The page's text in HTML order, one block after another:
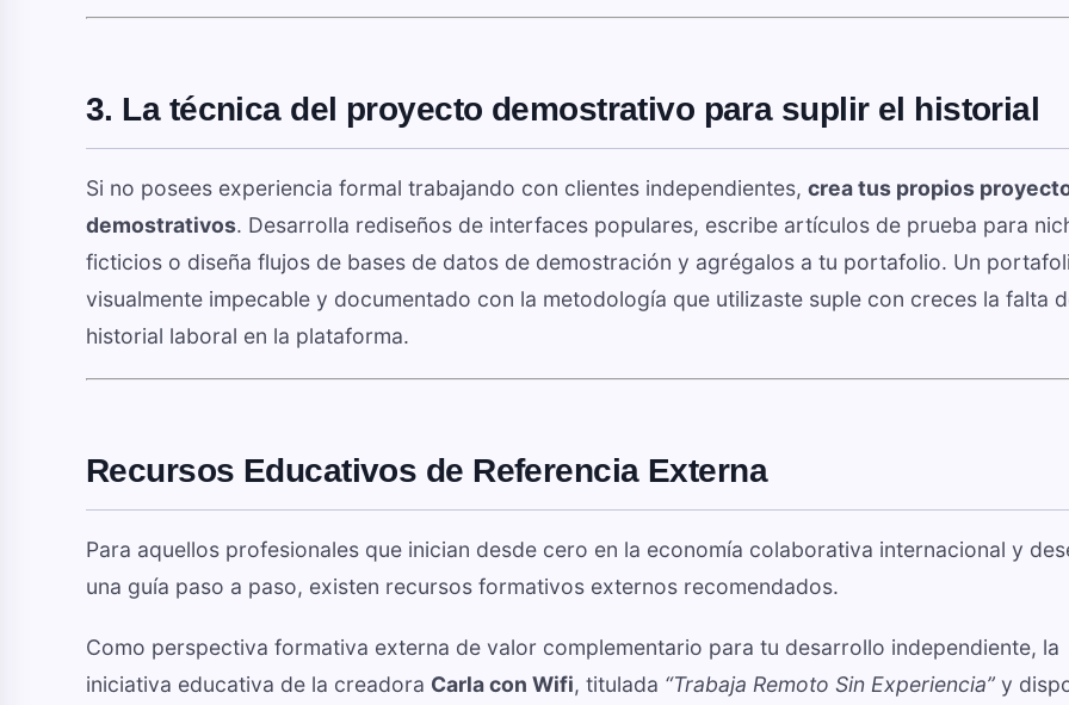
3. La técnica del proyecto demostrativo para suplir el historial
Si no posees experiencia formal trabajando con clientes independientes, crea tus propios
demostrativos. Desarrolla rediseños de interfaces populares, escribe artículos de prueba para
ficticios o diseña flujos de bases de datos de demostración y agrégalos a tu portafolio. Un
visualmente impecable y documentado con la metodología que utilizaste suple con creces la falta
historial laboral en la plataforma.
Recursos Educativos de Referencia Externa
Para aquellos profesionales que inician desde cero en la economía colaborativa internacional y
una guía paso a paso, existen recursos formativos externos recomendados.
Como perspectiva formativa externa de valor complementario para tu desarrollo independiente, la
iniciativa educativa de la creadora Carla con Wifi, titulada “Trabaja Remoto Sin Experiencia” y